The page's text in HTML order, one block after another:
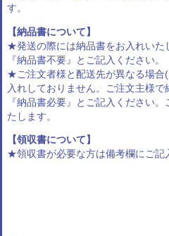
す 。
【納品書について】
★発送の際には納品書をお入れいた
『納品書不要』とご記入ください。
★ご注文者様と配送先が異なる場合
入れしておりません。ご注文主様
『納品書必要』とご記入ください
たします。
【領収書について】
★領収書が必要な方は備考欄にご記